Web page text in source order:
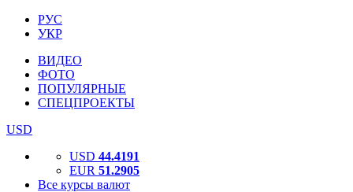
РУС
УКР
ВИДЕО
ФОТО
ПОПУЛЯРНЫЕ
СПЕЦПРОЕКТЫ
USD
USD 44.4191
EUR 51.2905
Все курсы валют